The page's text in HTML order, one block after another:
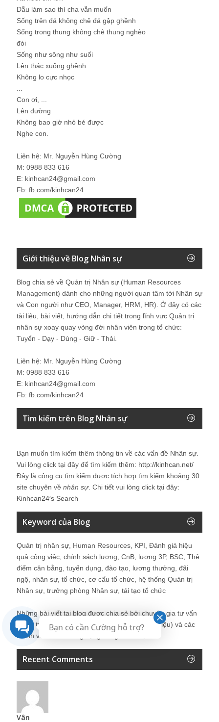
Dẫu làm sao thì cha vẫn muốn
Sống trên đá không chê đá gập ghềnh
Sống trong thung không chê thung nghèo
đói
Sống như sông như suối
Lên thác xuống ghềnh
Không lo cực nhọc
Con ơi, ...
Lên đường
Không bao giờ nhỏ bé được
Nghe con.
Liên hệ: Mr. Nguyễn Hùng Cường
M: 0988 833 616
E: kinhcan24@gmail.com
Fb: fb.com/kinhcan24
Giới thiệu về Blog Nhân sự
Blog chia sẻ về Quản trị Nhân sự (Human Resources
Management) dành cho những người quan tâm tới Nhân sự
và Con người như CEO, Manager, HRM, HR). Ở đây có các
tài liệu, bài viết, hướng dẫn chi tiết trong lĩnh vực Quản trị
nhân sự xoay quay vòng đời nhân viên trong tổ chức:
Tuyển - Dạy - Dùng - Giữ - Thải.
Liên hệ: Mr. Nguyễn Hùng Cường
M: 0988 833 616
E: kinhcan24@gmail.com
Fb: fb.com/kinhcan24
Tìm kiếm trên Blog Nhân sự
Bạn muốn tìm kiếm thêm thông tin về các vấn đề Nhân sự
Vui lòng click tại đây để tìm kiếm thêm: http://kinhcan.net/
Đây là công cụ tìm kiếm được tích hợp tìm kiếm khoảng 30
site chuyên về nhân sự. Chi tiết vui lòng click tại đây:
Kinhcan24′s Search
Keyword của Blog
Quản trị nhân sự, Human Resources, KPI, Đánh giá hiệu
quả công việc, chính sách lương, CnB, lương 3P, BSC, Thẻ
điểm cân bằng, tuyển dụng, đào tạo, lương thưởng, đãi
ngộ, nhân sự, tổ chức, cơ cấu tổ chức, hệ thống Quản trị
Nhân sự, trưởng phòng Nhân sự, tái tạo tổ chức
Những bài viết tại blog được chia sẻ bởi chuyên gia tư vấn
Quản trị Nhân sự Nguyễn Hùng Cường (giới thiệu) và các
thành viên khác trong cộng đồng Nhân sự.
Recent Comments
Vân
Bạn có cần Cường hỗ trợ?